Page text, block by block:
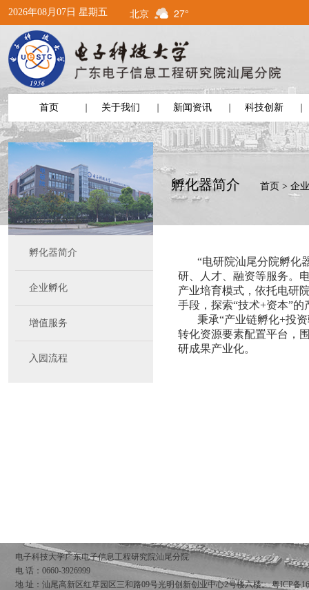
2026年08月07日 星期五 北京 27°
首页 关于我们 新闻资讯 科技创新
孵化器简介
企业孵化
增值服务
入园流程
孵化器简介 首页 > 企
“电研院汕尾分院孵化
研、人才、融资等服务。
产业培育模式，依托电研
手段，探索“技术+资本”
秉承“产业链孵化+投
转化资源要素配置平台，
研成果产业化。
电子科技大学广东电子信息工程研究院汕尾分院
电 话：0660-3926999
地 址：汕尾高新区红草园区三和路09号光明创新创业中心2号楼六楼。粤ICP备